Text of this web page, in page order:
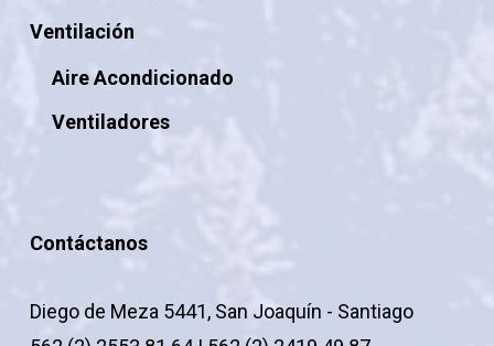
Ventilación
Aire Acondicionado
Ventiladores
Contáctanos
Diego de Meza 5441, San Joaquín - Santiago